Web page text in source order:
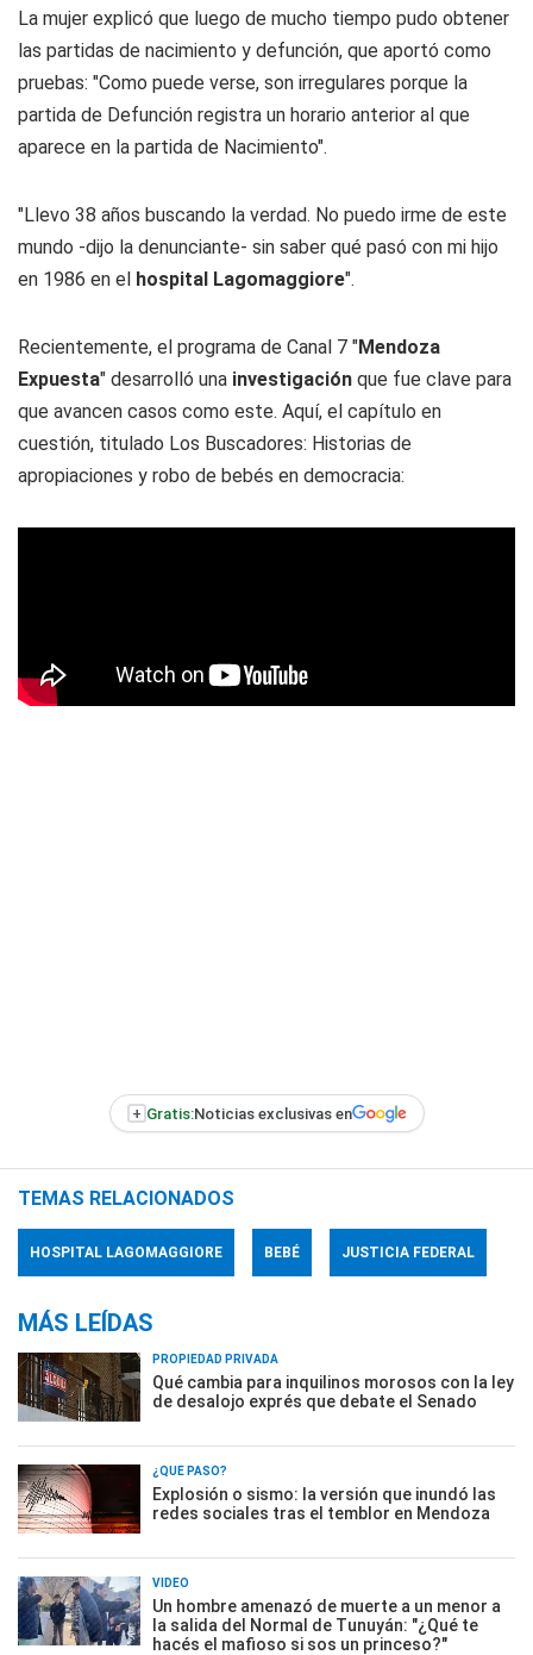
La mujer explicó que luego de mucho tiempo pudo obtener
las partidas de nacimiento y defunción, que aportó como
pruebas: "Como puede verse, son irregulares porque la
partida de Defunción registra un horario anterior al que
aparece en la partida de Nacimiento".
"Llevo 38 años buscando la verdad. No puedo irme de este
mundo -dijo la denunciante- sin saber qué pasó con mi hijo
en 1986 en el hospital Lagomaggiore".
Recientemente, el programa de Canal 7 "Mendoza
Expuesta" desarrolló una investigación que fue clave para
que avancen casos como este. Aquí, el capítulo en
cuestión, titulado Los Buscadores: Historias de
apropiaciones y robo de bebés en democracia:
+ Gratis:Noticias exclusivas en
TEMAS RELACIONADOS
HOSPITAL LAGOMAGGIORE BEBÉ JUSTICIA FEDERAL
MÁS LEÍDAS
PROPIEDAD PRIVADA
Qué cambia para inquilinos morosos con la ley
de desalojo exprés que debate el Senado
¿QUÉ PASÓ?
Explosión o sismo: la versión que inundó las
redes sociales tras el temblor en Mendoza
VIDEO
Un hombre amenazó de muerte a un menor a
la salida del Normal de Tunuyán: "¿Qué te
hacés el mafioso si sos un princeso?"